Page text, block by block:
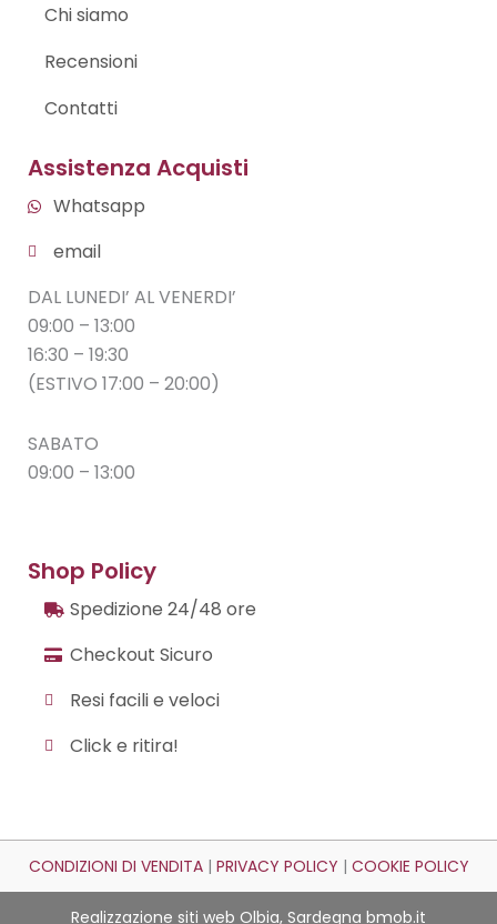
Chi siamo
Recensioni
Contatti
Assistenza Acquisti
Whatsapp
email
DAL LUNEDI’ AL VENERDI’
09:00 – 13:00
16:30 – 19:30
(ESTIVO 17:00 – 20:00)
SABATO
09:00 – 13:00
Shop Policy
Spedizione 24/48 ore
Checkout Sicuro
Resi facili e veloci
Click e ritira!
CONDIZIONI DI VENDITA| PRIVACY POLICY | COOKIE POLICY
Realizzazione siti web Olbia, Sardegna bmob.it